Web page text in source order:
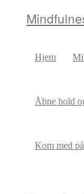
Hjem
Åbne hold
Kom med